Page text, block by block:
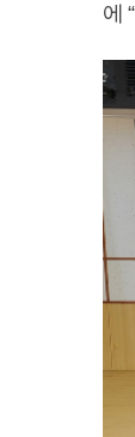
에